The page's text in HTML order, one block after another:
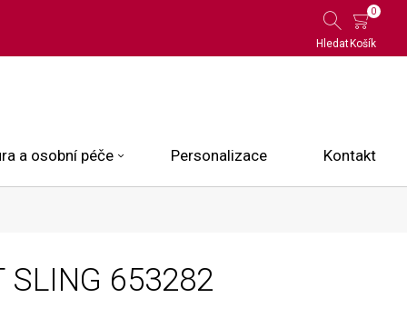
Hledat
0
Košík
a osobní péče Personalizace Kontakt
SLING 653282